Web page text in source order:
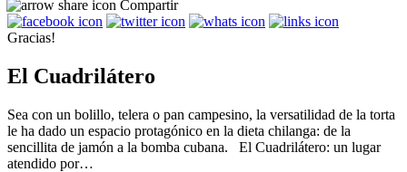
Compartir
Gracias!
El Cuadrilátero
Sea con un bolillo, telera o pan campesino, la versatilidad de la torta
le ha dado un espacio protagónico en la dieta chilanga: de la
sencillita de jamón a la bomba cubana. El Cuadrilátero: un lugar
atendido por…